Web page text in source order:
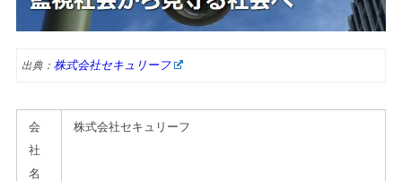
出典： 株式会社セキュリーフ
会
社
名
株式会社セキュリーフ